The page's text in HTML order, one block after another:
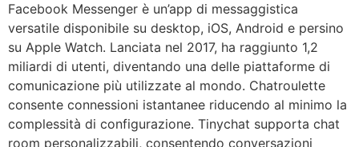
Facebook Messenger è un’app di messaggistica
versatile disponibile su desktop, iOS, Android e persino
su Apple Watch. Lanciata nel 2017, ha raggiunto 1,2
miliardi di utenti, diventando una delle piattaforme di
comunicazione più utilizzate al mondo. Chatroulette
consente connessioni istantanee riducendo al minimo la
complessità di configurazione. Tinychat supporta chat
room personalizzabili, consentendo conversazioni